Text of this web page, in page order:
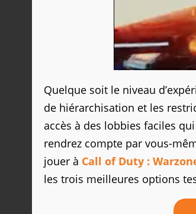
Quelque soit le niveau
de hiérarchisation et les
accès à des lobbies faciles
rendrez compte par vous-
jouer à Call of Duty :
les trois meilleures options